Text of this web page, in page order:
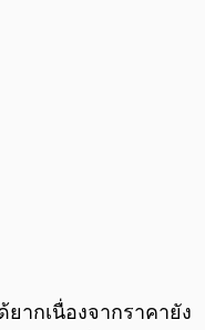
ากเนื่องจากราคายัง